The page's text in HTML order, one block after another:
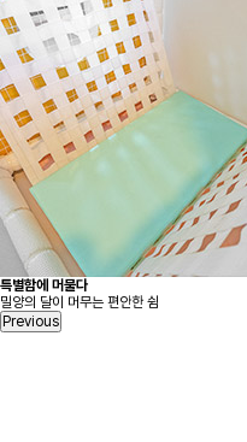
특별함에 머물다
밀양의 달이 머무는 편안한 쉼
Previous